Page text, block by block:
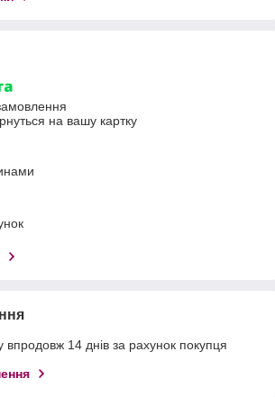
на вашу картку
14 днів за рахунок покупця